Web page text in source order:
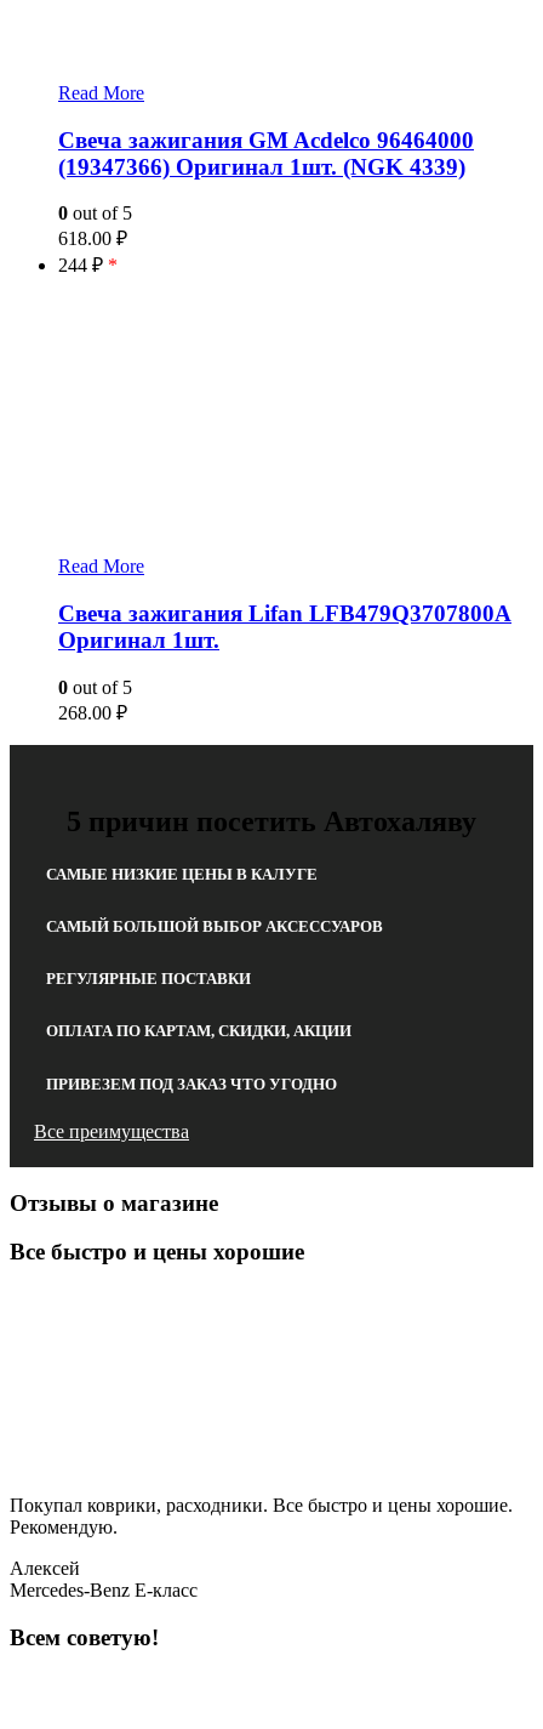
Read More
Свеча зажигания GM Acdelco 96464000
(19347366) Оригинал 1шт. (NGK 4339)
0 out of 5
618.00 ₽
244 ₽ *
Read More
Свеча зажигания Lifan LFB479Q3707800A
Оригинал 1шт.
0 out of 5
268.00 ₽
5 причин посетить Автохаляву
САМЫЕ НИЗКИЕ ЦЕНЫ В КАЛУГЕ
САМЫЙ БОЛЬШОЙ ВЫБОР АКСЕССУАРОВ
РЕГУЛЯРНЫЕ ПОСТАВКИ
ОПЛАТА ПО КАРТАМ, СКИДКИ, АКЦИИ
ПРИВЕЗЕМ ПОД ЗАКАЗ ЧТО УГОДНО
Все преимущества
Отзывы о магазине
Все быстро и цены хорошие
Покупал коврики, расходники. Все быстро и цены хорошие.
Рекомендую.
Алексей
Mercedes-Benz E-класс
Всем советую!